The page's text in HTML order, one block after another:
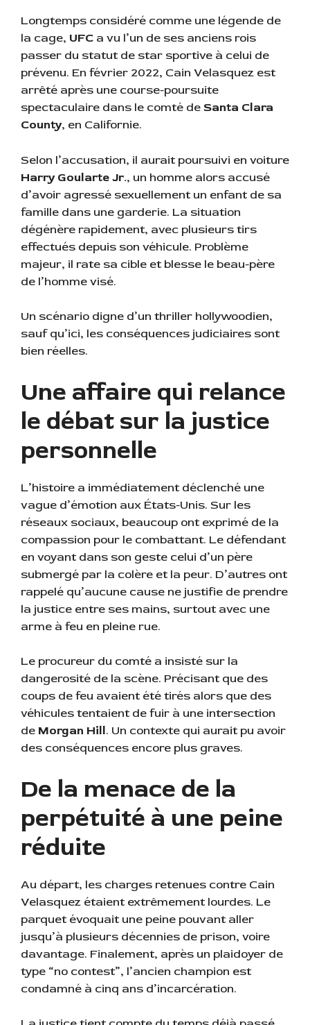
Longtemps considéré comme une légende de
la cage, UFC a vu l’un de ses anciens rois
passer du statut de star sportive à celui de
prévenu. En février 2022, Cain Velasquez est
arrêté après une course-poursuite
spectaculaire dans le comté deSanta Clara
County, en Californie.
Selon l’accusation, il aurait poursuivi en voiture
Harry Goularte Jr., un homme alors accusé
d’avoir agressé sexuellement un enfant de sa
famille dans une garderie. La situation
dégénère rapidement, avec plusieurs tirs
effectués depuis son véhicule. Problème
majeur, il rate sa cible et blesse le beau-père
de l’homme visé.
Un scénario digne d’un thriller hollywoodien,
sauf qu’ici, les conséquences judiciaires sont
bien réelles.
Une affaire qui relance
le débat sur la justice
personnelle
L’histoire a immédiatement déclenché une
vague d’émotion aux États-Unis. Sur les
réseaux sociaux, beaucoup ont exprimé de la
compassion pour le combattant. Le défendant
en voyant dans son geste celui d’un père
submergé par la colère et la peur. D’autres ont
rappelé qu’aucune cause ne justifie de prendre
la justice entre ses mains, surtout avec une
arme à feu en pleine rue.
Le procureur du comté a insisté sur la
dangerosité de la scène. Précisant que des
coups de feu avaient été tirés alors que des
véhicules tentaient de fuir à une intersection
de Morgan Hill. Un contexte qui aurait pu avoir
des conséquences encore plus graves.
De la menace de la
perpétuité à une peine
réduite
Au départ, les charges retenues contre Cain
Velasquez étaient extrêmement lourdes. Le
parquet évoquait une peine pouvant aller
jusqu’à plusieurs décennies de prison, voire
davantage. Finalement, après un plaidoyer de
type “no contest”, l’ancien champion est
condamné à cinq ans d’incarcération.